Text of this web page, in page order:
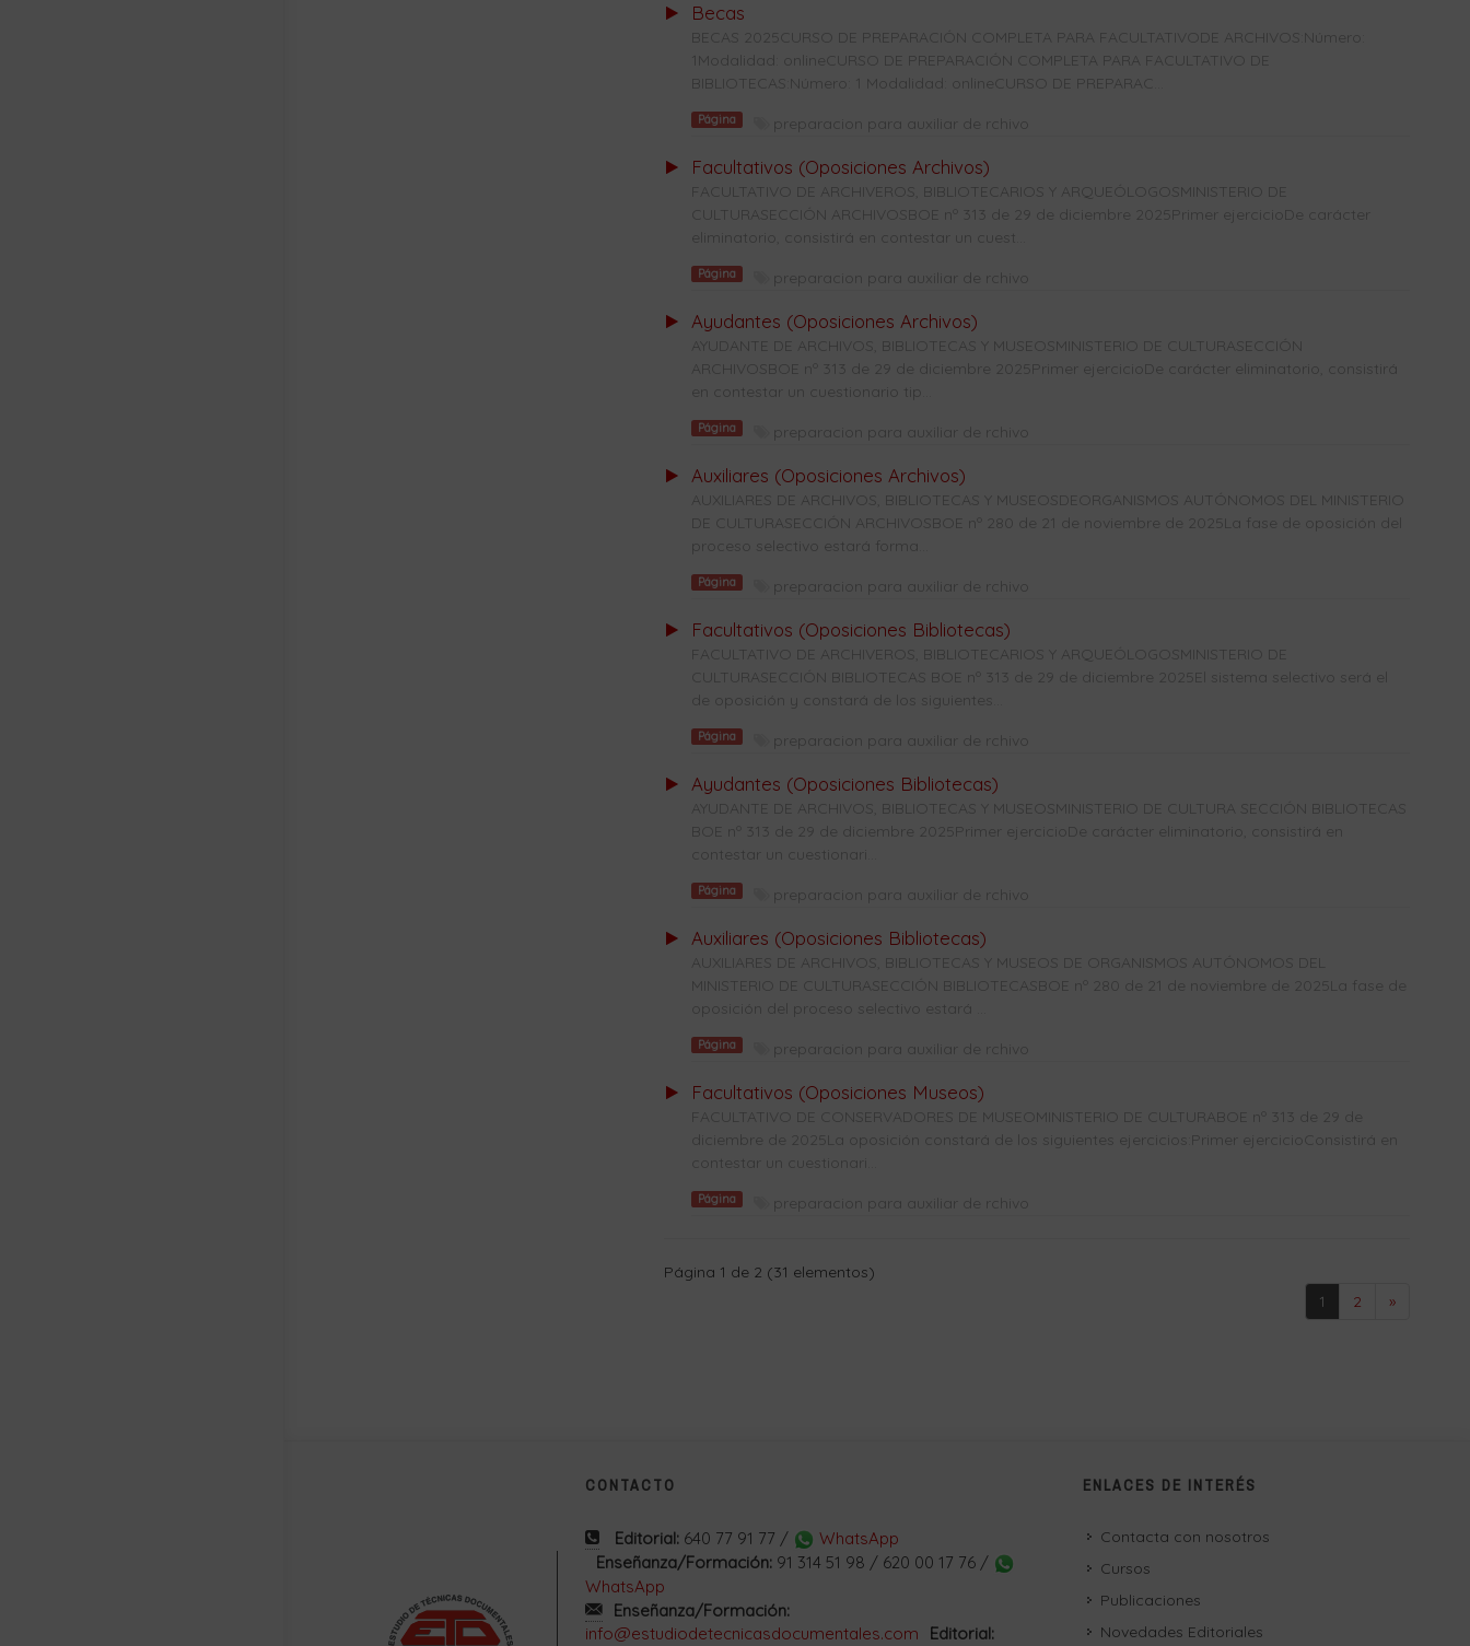
Becas
BECAS 2025CURSO DE PREPARACIÓN COMPLETA PARA FACULTATIVODE ARCHIVOS:Número:
1Modalidad: onlineCURSO DE PREPARACIÓN COMPLETA PARA FACULTATIVO DE
BIBLIOTECAS:Número: 1 Modalidad: onlineCURSO DE PREPARAC...
Página preparacion para auxiliar de rchivo
Facultativos (Oposiciones Archivos)
FACULTATIVO DE ARCHIVEROS, BIBLIOTECARIOS Y ARQUEÓLOGOSMINISTERIO DE
CULTURASECCIÓN ARCHIVOSBOE nº 313 de 29 de diciembre 2025Primer ejercicioDe carácter
eliminatorio, consistirá en contestar un cuest...
Página preparacion para auxiliar de rchivo
Ayudantes (Oposiciones Archivos)
AYUDANTE DE ARCHIVOS, BIBLIOTECAS Y MUSEOSMINISTERIO DE CULTURASECCIÓN
ARCHIVOSBOE nº 313 de 29 de diciembre 2025Primer ejercicioDe carácter eliminatorio, consistirá
en contestar un cuestionario tip...
Página preparacion para auxiliar de rchivo
Auxiliares (Oposiciones Archivos)
AUXILIARES DE ARCHIVOS, BIBLIOTECAS Y MUSEOSDEORGANISMOS AUTÓNOMOS DEL MINISTERIO
DE CULTURASECCIÓN ARCHIVOSBOE nº 280 de 21 de noviembre de 2025La fase de oposición del
proceso selectivo estará forma...
Página preparacion para auxiliar de rchivo
Facultativos (Oposiciones Bibliotecas)
FACULTATIVO DE ARCHIVEROS, BIBLIOTECARIOS Y ARQUEÓLOGOSMINISTERIO DE
CULTURASECCIÓN BIBLIOTECAS BOE nº 313 de 29 de diciembre 2025El sistema selectivo será el
de oposición y constará de los siguientes...
Página preparacion para auxiliar de rchivo
Ayudantes (Oposiciones Bibliotecas)
AYUDANTE DE ARCHIVOS, BIBLIOTECAS Y MUSEOSMINISTERIO DE CULTURA SECCIÓN BIBLIOTECAS
BOE nº 313 de 29 de diciembre 2025Primer ejercicioDe carácter eliminatorio, consistirá en
contestar un cuestionari...
Página preparacion para auxiliar de rchivo
Auxiliares (Oposiciones Bibliotecas)
AUXILIARES DE ARCHIVOS, BIBLIOTECAS Y MUSEOS DE ORGANISMOS AUTÓNOMOS DEL
MINISTERIO DE CULTURASECCIÓN BIBLIOTECASBOE nº 280 de 21 de noviembre de 2025La fase de
oposición del proceso selectivo estará ...
Página preparacion para auxiliar de rchivo
Facultativos (Oposiciones Museos)
FACULTATIVO DE CONSERVADORES DE MUSEOMINISTERIO DE CULTURABOE nº 313 de 29 de
diciembre de 2025La oposición constará de los siguientes ejercicios:Primer ejercicioConsistirá en
contestar un cuestionari...
Página preparacion para auxiliar de rchivo
Página 1 de 2 (31 elementos)
1
2 »
CONTACTO
Editorial: 640 77 91 77 /
WhatsApp
Enseñanza/Formación: 91 314 51 98 / 620 00 17 76 /
WhatsApp
Enseñanza/Formación:
info@estudiodetecnicasdocumentales.com
Editorial:
ENLACES DE INTERÉS
Contacta con nosotros
Cursos
Publicaciones
Novedades Editoriales